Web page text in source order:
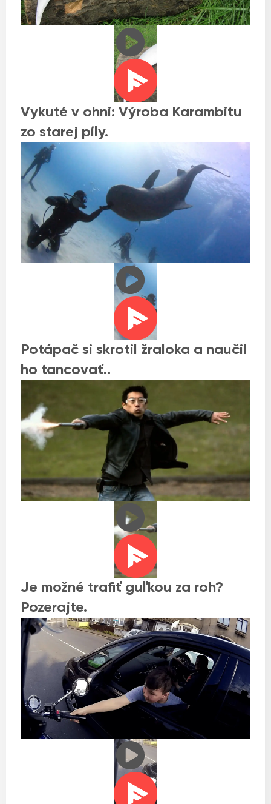
Vykuté v ohni: Výroba Karambitu
zo starej píly.
Potápač si skrotil žraloka a naučil
ho tancovať..
Je možné trafiť guľkou za roh?
Pozerajte.